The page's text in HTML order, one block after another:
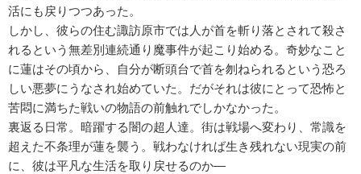
活にも戻りつつあった。
しかし、彼らの住む諏訪原市では人が首を斬り落とされて殺さ
れるという無差別連続通り魔事件が起こり始める。奇妙なこと
に蓮はその頃から、自分が断頭台で首を刎ねられるという恐ろ
しい悪夢にうなされ始めていた。だがそれは彼にとって恐怖と
苦悶に満ちた戦いの物語の前触れでしかなかった。
裏返る日常。暗躍する闇の超人達。街は戦場へ変わり、常識を
超えた不条理が蓮を襲う。戦わなければ生き残れない現実の前
に、彼は平凡な生活を取り戻せるのか―